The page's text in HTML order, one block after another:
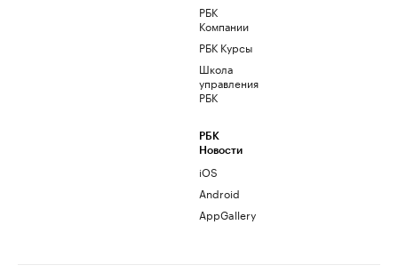
РБК
Компании
РБК Курсы
Школа
управления
РБК
РБК
Новости
iOS
Android
AppGallery